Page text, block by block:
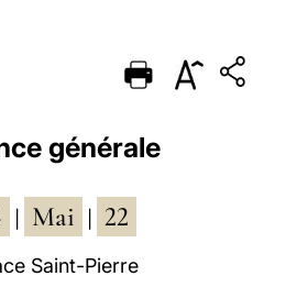
PORTUGUÊS
ESPAÑOL
générale
Mai 22
Saint-Pierre